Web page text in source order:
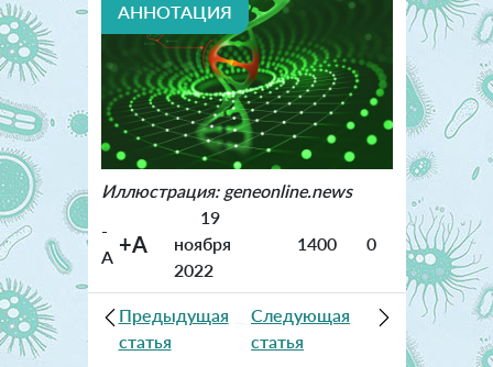
АННОТАЦИЯ
Иллюстрация: geneonline.news
-
A +A
19
ноября
2022
1400 0
Предыдущая
статья
Следующая
статья